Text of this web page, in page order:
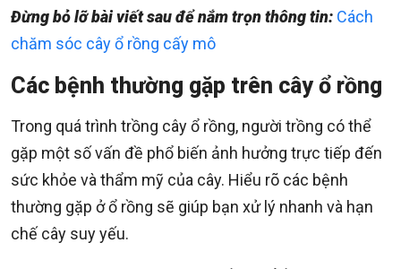
Đừng bỏ lỡ bài viết sau để nắm trọn thông tin: Cách
chăm sóc cây ổ rồng cấy mô
Các bệnh thường gặp trên cây ổ rồng
Trong quá trình trồng cây ổ rồng, người trồng có thể
gặp một số vấn đề phổ biến ảnh hưởng trực tiếp đến
sức khỏe và thẩm mỹ của cây. Hiểu rõ các bệnh
thường gặp ở ổ rồng sẽ giúp bạn xử lý nhanh và hạn
chế cây suy yếu.